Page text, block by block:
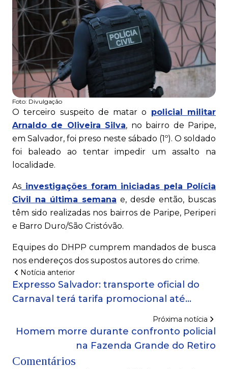
Foto: Divulgação
O terceiro suspeito de matar o policial militar
Arnaldo de Oliveira Silva, no bairro de Paripe,
em Salvador, foi preso neste sábado (1º). O soldado
foi baleado ao tentar impedir um assalto na
localidade.
As investigações foram iniciadas pela Polícia
Civil na última semana e, desde então, buscas
têm sido realizadas nos bairros de Paripe, Periperi
e Barro Duro/São Cristóvão.
Equipes do DHPP cumprem mandados de busca
nos endereços dos supostos autores do crime.
Notícia anterior
Expresso Salvador: transporte oficial do
Carnaval terá tarifa promocional até
Próxima notícia
Homem morre durante confronto policial
na Fazenda Grande do Retiro
Comentários